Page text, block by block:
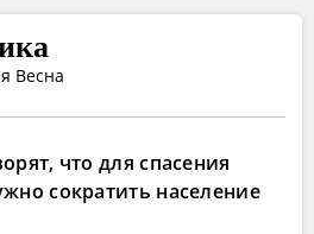
Весна
что для спасения
сократить население